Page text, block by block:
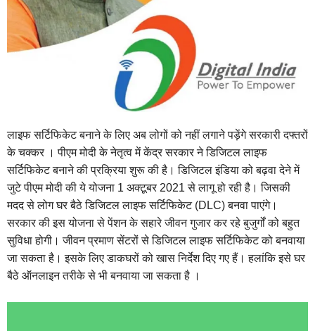
लाइफ सर्टिफिकेट बनाने के लिए अब लोगों को नहीं लगाने पड़ेंगे सरकारी दफ्तरों
के चक्कर । पीएम मोदी के नेतृत्व में केंद्र सरकार ने डिजिटल लाइफ
सर्टिफिकेट बनाने की प्रक्रिया शुरू की है। डिजिटल इंडिया को बढ़वा देने में
जुटे पीएम मोदी की ये योजना 1 अक्टूबर 2021 से लागू हो रही है। जिसकी
मदद से लोग घर बैठे डिजिटल लाइफ सर्टिफिकेट (DLC) बनवा पाएंगे।
सरकार की इस योजना से पेंशन के सहारे जीवन गुजार कर रहे बुजुर्गों को बहुत
सुविधा होगी।जीवन प्रमाण सेंटरों से डिजिटल लाइफ सर्टिफिकेट को बनवाया
जा सकता है। इसके लिए डाकघरों को खास निर्देश दिए गए हैं। हलांकि इसे घर
बैठे ऑनलाइन तरीके से भी बनवाया जा सकता है ।